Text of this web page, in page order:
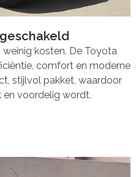
kosten. De Toyota
comfort en moderne
stijlvol pakket, waardoor
en voordelig wordt.